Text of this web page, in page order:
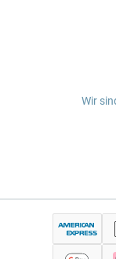
Wir